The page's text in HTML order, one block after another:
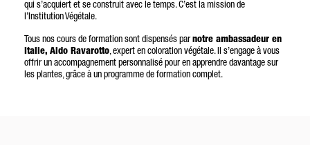
qui s’acquiert et se construit avec le temps. C’est la mission de
l’Institution Végétale.
Tous nos cours de formation sont dispensés parnotre ambassadeur en
Italie, Aldo Ravarotto, expert en coloration végétale. Il s’engage à vous
offrir un accompagnement personnalisé pour en apprendre davantage sur
les plantes, grâce à un programme de formation complet.